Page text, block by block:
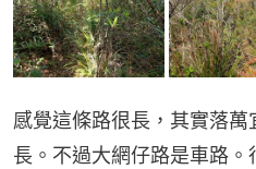
感覺這條路很長，其實落
長。不過大網仔路是車路